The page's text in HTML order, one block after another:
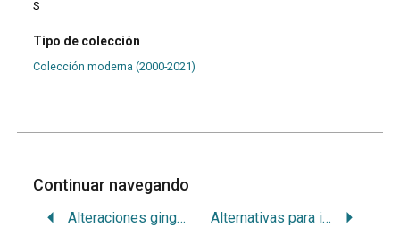
S
Tipo de colección
Colección moderna (2000-2021)
Continuar navegando
Alteraciones gingivales de la dentición temporaria Alternativas para injertos epitelial y de tejido conjuntivo en Periodoncia: revisión de literatura